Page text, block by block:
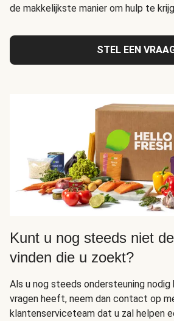
de makkelijkste manier om hulp te
STEL EEN
Kunt u nog steeds niet
vinden die u zoekt?
Als u nog steeds ondersteuning
vragen heeft, neem dan contact op
klantenserviceteam dat u zal helpen